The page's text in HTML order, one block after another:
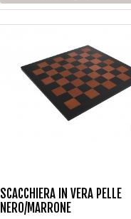
SCACCHIERA IN VERA PELLE
NERO/MARRONE